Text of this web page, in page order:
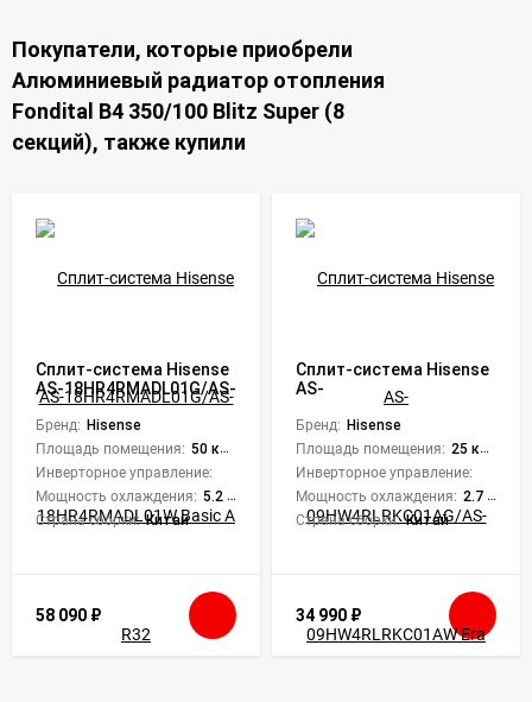
Покупатели, которые приобрели
Алюминиевый радиатор отопления
Fondital B4 350/100 Blitz Super (8
секций), также купили
Сплит-система Hisense
AS-18HR4RMADL01G/AS-
18HR4RMADL01W Basic A
R32
Бренд: Hisense
Площадь помещения: 50 кв. м.
Инверторное управление:
Мощность охлаждения: 5.2 кВт
Страна сборки: Китай
58 090 ₽
Сплит-система Hisense
AS-
09HW4RLRKC01AG/AS-
09HW4RLRKC01AW Era
Classic A Wi-Fi
Бренд: Hisense
Площадь помещения: 25 кв. м.
Инверторное управление:
Мощность охлаждения: 2.7 кВт
Страна сборки: Китай
34 990 ₽